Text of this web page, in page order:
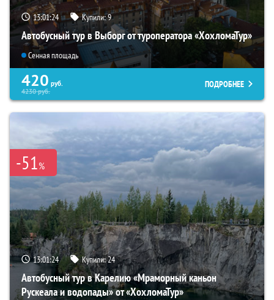
13:01:22 Купили:9
Автобусный тур в Выборг от туроператора «ХохломаТур»
Сенная площадь
420 руб.
4230руб.
ПОДРОБНЕЕ
-51%
13:01:22 Купили:24
Автобусный тур в Карелию «Мраморный каньон
Рускеала и водопады» от «ХохломаТур»